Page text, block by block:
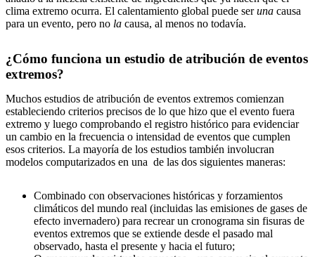
clima extremo ocurra. El calentamiento global puede seruna causa
para un evento, pero no la causa, al menos no todavía.
¿Cómo funciona un estudio de atribución de eventos
extremos?
Muchos estudios de atribución de eventos extremos comienzan
estableciendo criterios precisos de lo que hizo que el evento fuera
extremo y luego comprobando el registro histórico para evidenciar
un cambio en la frecuencia o intensidad de eventos que cumplen
esos criterios. La mayoría de los estudios también involucran
modelos computarizados en una de las dos siguientes maneras:
Combinado con observaciones históricas y forzamientos
climáticos del mundo real (incluidas las emisiones de gases de
efecto invernadero) para recrear un cronograma sin fisuras de
eventos extremos que se extiende desde el pasado mal
observado, hasta el presente y hacia el futuro;